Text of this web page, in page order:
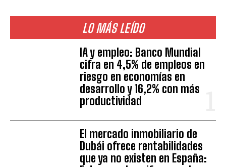
LO MÁS LEÍDO
IA y empleo: Banco Mundial
cifra en 4,5% de empleos en
riesgo en economías en
desarrollo y 16,2% con más
productividad
El mercado inmobiliario de
Dubái ofrece rentabilidades
que ya no existen en España: